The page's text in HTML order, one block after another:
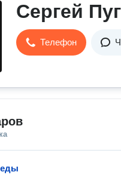
Сергей
Телефон
еды